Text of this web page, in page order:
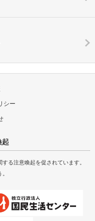
シー
起
る注意喚起を促されています。